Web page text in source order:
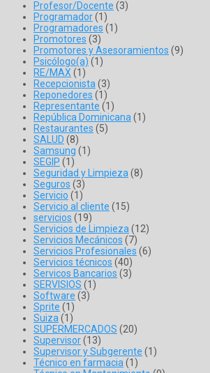
Profesor/Docente (3)
Programador(1)
Programadores (1)
Promotores (3)
Promotores y Asesoramientos (9)
Psicólogo(a) (1)
RE/MAX(1)
Recepcionista(3)
Reponedores (1)
Representante (1)
República Dominicana(1)
Restaurantes (5)
SALUD (8)
Samsung (1)
SEGIP (1)
Seguridad y Limpieza(8)
Seguros (3)
Servicio (1)
Servicio al cliente (15)
servicios (19)
Servicios de Limpieza(12)
Servicios Mecánicos (7)
Servicios Profesionales (6)
Servicios técnicos (40)
Servicos Bancarios (3)
SERVISIOS (1)
Software (3)
Sprite (1)
Suiza(1)
SUPERMERCADOS (20)
Supervisor(13)
Supervisor y Subgerente (1)
Técnico en farmacia(1)